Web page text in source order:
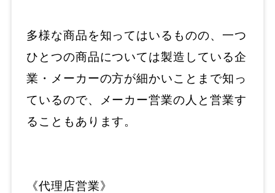
多様な商品を知ってはいるものの、一つ
ひとつの商品については製造している企
業・メーカーの方が細かいことまで知っ
ているので、メーカー営業の人と営業す
ることもあります。
《代理店営業》